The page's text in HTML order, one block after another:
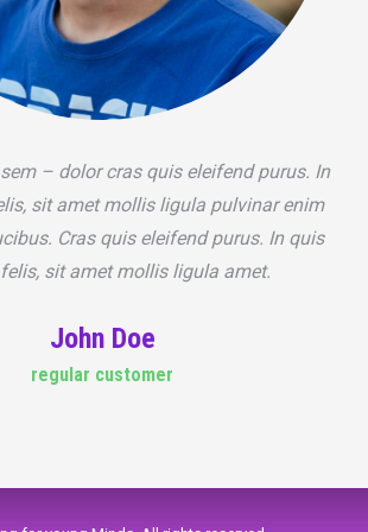
– dolor cras quis eleifend purus. In
sit amet mollis ligula pulvinar enim
Cras quis eleifend purus. In quis
sit amet mollis ligula amet.
John Doe
regular customer